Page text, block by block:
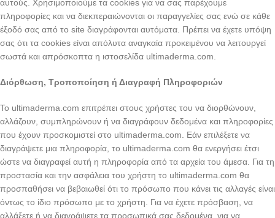
αυτούς. Χρησιμοποιούμε τα cookies για να σας παρέχουμε
πληροφορίες και να διεκπεραιώνονται οι παραγγελίες σας ενώ σε κάθε
έξοδό σας από το site διαγράφονται αυτόματα. Πρέπει να έχετε υπόψη
σας ότι τα cookies είναι απόλυτα αναγκαία προκειμένου να λειτουργεί
σωστά και απρόσκοπτα η ιστοσελίδα ultimaderma.com.
Διόρθωση, Τροποποίηση ή Διαγραφή Πληροφοριών
Το ultimaderma.com επιτρέπει στους χρήστες του να διορθώνουν,
αλλάζουν, συμπληρώνουν ή να διαγράφουν δεδομένα και πληροφορίες
που έχουν προσκομιστεί στο ultimaderma.com. Εάν επιλέξετε να
διαγράψετε μια πληροφορία, το ultimaderma.com θα ενεργήσει έτσι
ώστε να διαγραφεί αυτή η πληροφορία από τα αρχεία του άμεσα. Για τη
προστασία και την ασφάλεια του χρήστη το ultimaderma.com θα
προσπαθήσει να βεβαιωθεί ότι το πρόσωπο που κάνει τις αλλαγές είναι
όντως το ίδιο πρόσωπο με το χρήστη. Για να έχετε πρόσβαση, να
αλλάξετε ή να διαγράψετε τα προσωπικά σας δεδομένα, για να